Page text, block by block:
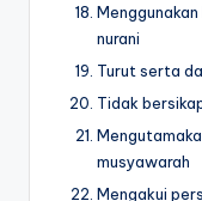
nurani
Turut serta
Tidak
musyawarah
Mengakui